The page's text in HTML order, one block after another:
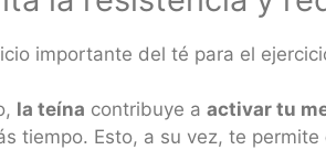
importante del té para el
la teína contribuye a activar tu
tiempo. Esto, a su vez, te permite